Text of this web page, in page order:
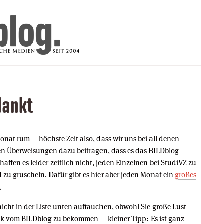
rum — höchste Zeit also, dass wir uns bei all denen
Überweisungen dazu beitragen, dass es das BILDblog
es leider zeitlich nicht, jeden Einzelnen bei StudiVZ zu
gruscheln. Dafür gibt es hier aber jeden Monat ein großes
.
in der Liste unten auftauchen, obwohl Sie große Lust
vom BILDblog zu bekommen — kleiner Tipp: Es ist ganz